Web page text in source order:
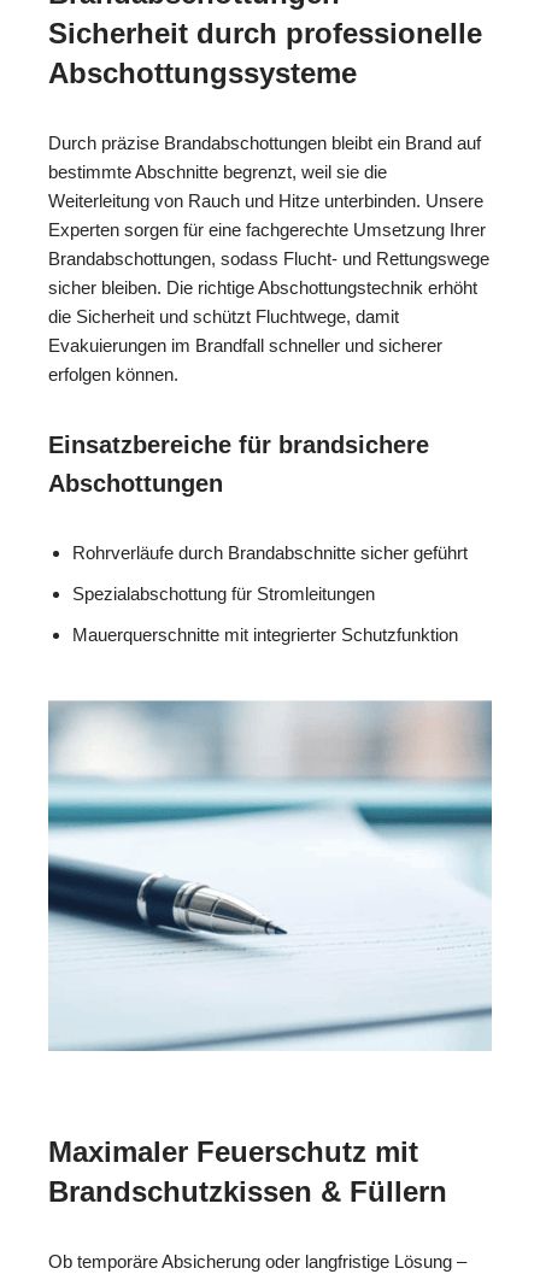
Sicherheit durch professionelle
Abschottungssysteme
Durch präzise Brandabschottungen bleibt ein Brand auf
bestimmte Abschnitte begrenzt, weil sie die
Weiterleitung von Rauch und Hitze unterbinden. Unsere
Experten sorgen für eine fachgerechte Umsetzung Ihrer
Brandabschottungen, sodass Flucht- und Rettungswege
sicher bleiben. Die richtige Abschottungstechnik erhöht
die Sicherheit und schützt Fluchtwege, damit
Evakuierungen im Brandfall schneller und sicherer
erfolgen können.
Einsatzbereiche für brandsichere
Abschottungen
Rohrverläufe durch Brandabschnitte sicher geführt
Spezialabschottung für Stromleitungen
Mauerquerschnitte mit integrierter Schutzfunktion
Maximaler Feuerschutz mit
Brandschutzkissen & Füllern
Ob temporäre Absicherung oder langfristige Lösung –